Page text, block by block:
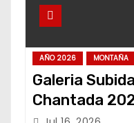
AÑO 2026 MONTAÑA
Galeria
Chantada